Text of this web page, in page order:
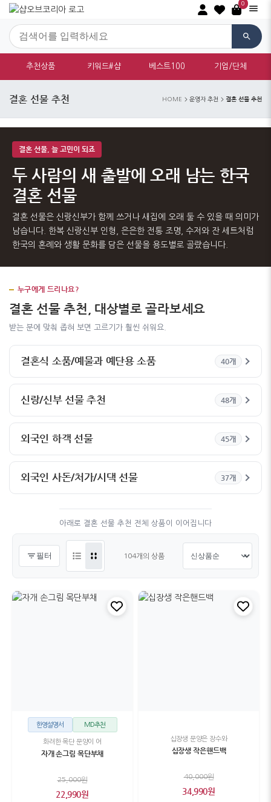
0
추천상품 키워드#샵 베스트100 기업/단체
결혼 선물 추천 HOME 운영자 추천 결혼 선물 추천
결혼 선물, 늘 고민이 되죠
두 사람의 새 출발에 오래 남는 한국
결혼 선물
결혼 선물은 신랑신부가 함께 쓰거나 새집에 오래 둘 수 있을 때 의미가
남습니다. 한복 신랑신부 인형, 은은한 전통 조명, 수저와 잔 세트처럼
한국의 혼례와 생활 문화를 담은 선물을 용도별로 골랐습니다.
누구에게 드리나요?
결혼 선물 추천, 대상별로 골라보세요
받는 분에 맞춰 좁혀 보면 고르기가 훨씬 쉬워요.
결혼식 소품/예물과 예단용 소품 40개
신랑/신부 선물 추천 48개
외국인 하객 선물 45개
외국인 사돈/처가/시댁 선물 37개
아래로 결혼 선물 추천 전체 상품이 이어집니다
필터 104개의 상품
한영설명서 MD추천
화려한 목단 문양이 어
자개 손그림 목단부채
25,000원
22,990원
십장생 문양은 장수와
십장생 작은핸드백
40,000원
34,990원